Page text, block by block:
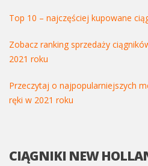
Top 10 – najczęściej kupowane
Zobacz ranking sprzedaży
2021 roku
Przeczytaj o najpopularniejszych
ręki w 2021 roku
CIĄGNIKI NEW